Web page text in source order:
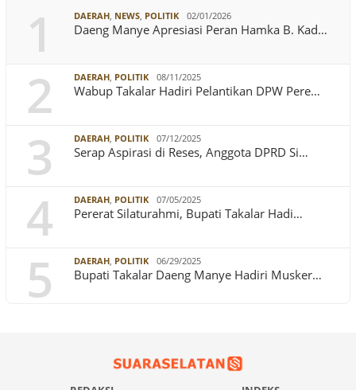
1 DAERAH, NEWS, POLITIK 02/01/2026
Daeng Manye Apresiasi Peran Hamka B. Kad…
2 DAERAH, POLITIK 08/11/2025
Wabup Takalar Hadiri Pelantikan DPW Pere…
3 DAERAH, POLITIK 07/12/2025
Serap Aspirasi di Reses, Anggota DPRD Si…
4 DAERAH, POLITIK 07/05/2025
Pererat Silaturahmi, Bupati Takalar Hadi…
5 DAERAH, POLITIK 06/29/2025
Bupati Takalar Daeng Manye Hadiri Musker…